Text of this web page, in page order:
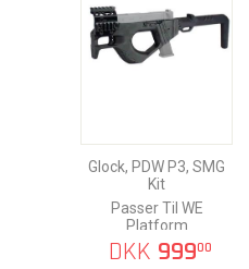
Glock, PDW P3, SMG
Kit
Passer Til WE
Platform
DKK 99900